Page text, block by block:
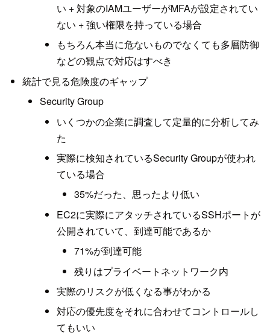
い + 対象のIAMユーザーがMFAが設定されてい
ない + 強い権限を持っている場合
もちろん本当に危ないものでなくても多層防御
などの観点で対応はすべき
統計で見る危険度のギャップ
Security Group
いくつかの企業に調査して定量的に分析してみ
た
実際に検知されているSecurity Groupが使われ
ている場合
35%だった、思ったより低い
EC2に実際にアタッチされているSSHポートが
公開されていて、到達可能であるか
71%が到達可能
残りはプライベートネットワーク内
実際のリスクが低くなる事がわかる
対応の優先度をそれに合わせてコントロールし
てもいい